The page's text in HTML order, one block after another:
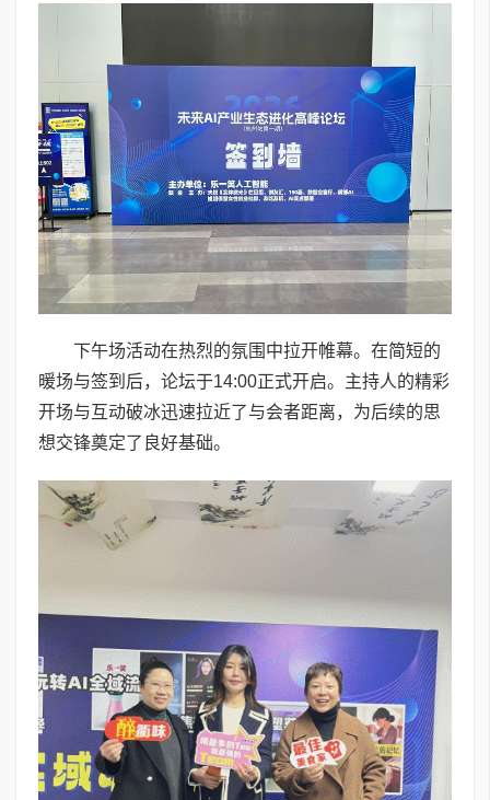
下午场活动在热烈的氛围中拉开帷幕。在简短的
暖场与签到后，论坛于14:00正式开启。主持人的精彩
开场与互动破冰迅速拉近了与会者距离，为后续的思
想交锋奠定了良好基础。